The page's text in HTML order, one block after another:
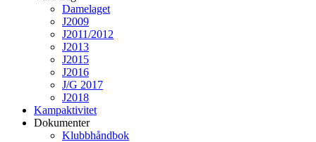
Damelaget
J2009
J2011/2012
J2013
J2015
J2016
J/G 2017
J2018
Kampaktivitet
Dokumenter
Klubbhåndbok